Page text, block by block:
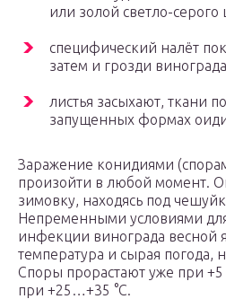
или золой светло-серого
специфический налёт
затем и грозди
листья засыхают, ткани
запущенных формах
Заражение конидиями
произойти в любой момент.
зимовку, находясь под
Непременными условиями
инфекции винограда весной
температура и сырая погода,
Споры прорастают уже при
при +25…+35 °C.